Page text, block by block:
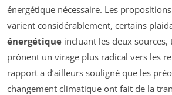
énergétique nécessaire. Les
varient considérablement, certains
énergétique incluant les deux sources,
prônent un virage plus radical vers les
rapport a d’ailleurs souligné que les
changement climatique ont fait de la